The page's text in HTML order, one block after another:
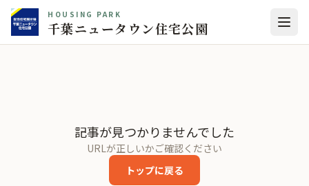
HOUSING PARK
千葉ニュータウン住宅公園
記事が見つかりませんでした
URLが正しいかご確認ください
トップに戻る